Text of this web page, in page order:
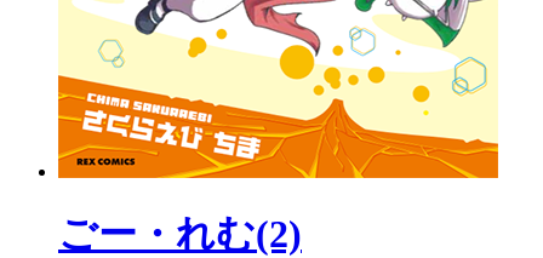
ごー・れむ(2)